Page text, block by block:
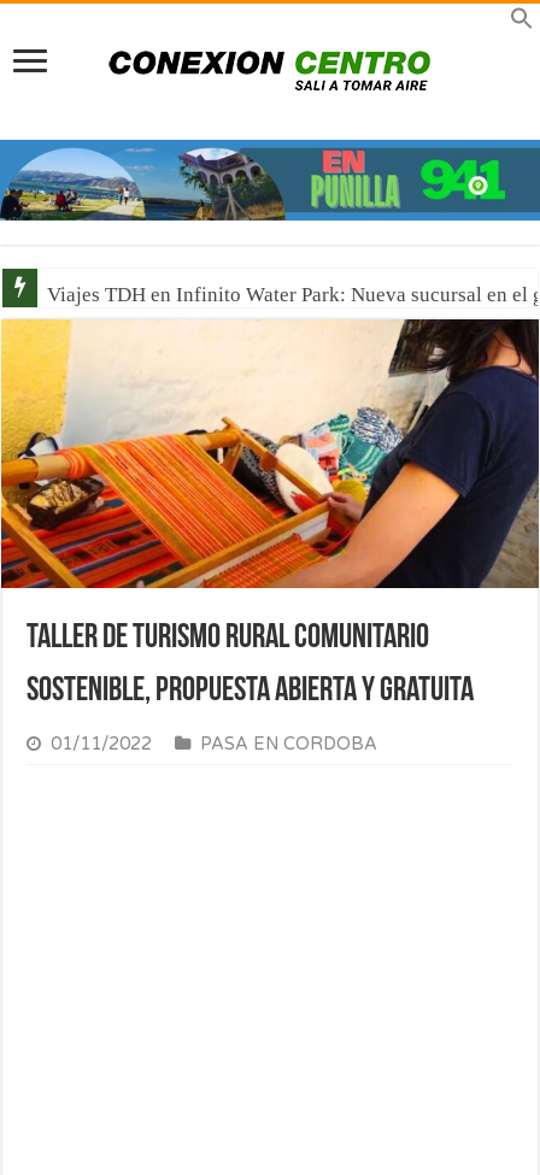
Viajes TDH en Infinito Water Park: Nueva sucursal en el
Taller de turismo rural comunitario
sostenible, propuesta abierta y gratuita
01/11/2022 PASA EN CORDOBA